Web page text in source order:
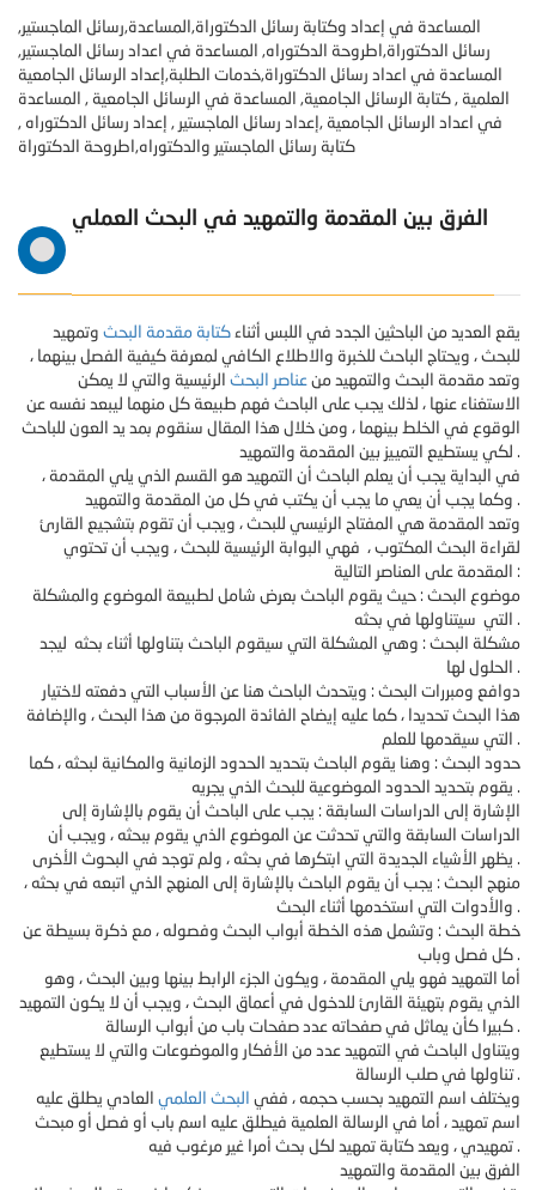
المساعدة في إعداد وكتابة رسائل الدكتوراة,المساعدة,رسائل الماجستير,
رسائل الدكتوراة,اطروحة الدكتوراه, المساعدة في اعداد رسائل الماجستير,
المساعدة في اعداد رسائل الدكتوراة,خدمات الطلبة,إعداد الرسائل الجامعية
العلمية , كتابة الرسائل الجامعية, المساعدة في الرسائل الجامعية , المساعدة
في اعداد الرسائل الجامعية ,إعداد رسائل الماجستير , إعداد رسائل الدكتوراه ,
كتابة رسائل الماجستير والدكتوراه,اطروحة الدكتوراة
الفرق بين المقدمة والتمهيد في البحث العملي
يقع العديد من الباحثين الجدد في اللبس أثناء كتابة مقدمة البحث وتمهيد
للبحث ، ويحتاج الباحث للخبرة والاطلاع الكافي لمعرفة كيفية الفصل بينهما ،
وتعد مقدمة البحث والتمهيد من عناصر البحث الرئيسية والتي لا يمكن
الاستغناء عنها ، لذلك يجب على الباحث فهم طبيعة كل منهما ليبعد نفسه عن
الوقوع في الخلط بينهما ، ومن خلال هذا المقال سنقوم بمد يد العون للباحث
لكي يستطيع التمييز بين المقدمة والتمهيد .
في البداية يجب أن يعلم الباحث أن التمهيد هو القسم الذي يلي المقدمة ،
وكما يجب أن يعي ما يجب أن يكتب في كل من المقدمة والتمهيد .
وتعد المقدمة هي المفتاح الرئيسي للبحث ، ويجب أن تقوم بتشجيع القارئ
لقراءة البحث المكتوب ، فهي البوابة الرئيسية للبحث ، ويجب أن تحتوي
المقدمة على العناصر التالية :
موضوع البحث : حيث يقوم الباحث بعرض شامل لطبيعة الموضوع والمشكلة
التي سيتناولها في بحثه .
مشكلة البحث : وهي المشكلة التي سيقوم الباحث بتناولها أثناء بحثه ليجد
الحلول لها .
دوافع ومبررات البحث : ويتحدث الباحث هنا عن الأسباب التي دفعته لاختيار
هذا البحث تحديدا ، كما عليه إيضاح الفائدة المرجوة من هذا البحث ، والإضافة
التي سيقدمها للعلم .
حدود البحث : وهنا يقوم الباحث بتحديد الحدود الزمانية والمكانية لبحثه ، كما
يقوم بتحديد الحدود الموضوعية للبحث الذي يجريه .
الإشارة إلى الدراسات السابقة : يجب على الباحث أن يقوم بالإشارة إلى
الدراسات السابقة والتي تحدثت عن الموضوع الذي يقوم ببحثه ، ويجب أن
يظهر الأشياء الجديدة التي ابتكرها في بحثه ، ولم توجد في البحوث الأخرى .
منهج البحث : يجب أن يقوم الباحث بالإشارة إلى المنهج الذي اتبعه في بحثه ،
والأدوات التي استخدمها أثناء البحث .
خطة البحث : وتشمل هذه الخطة أبواب البحث وفصوله ، مع ذكرة بسيطة عن
كل فصل وباب .
أما التمهيد فهو يلي المقدمة ، ويكون الجزء الرابط بينها وبين البحث ، وهو
الذي يقوم بتهيئة القارئ للدخول في أعماق البحث ، ويجب أن لا يكون التمهيد
كبيرا كأن يماثل في صفحاته عدد صفحات باب من أبواب الرسالة .
ويتناول الباحث في التمهيد عدد من الأفكار والموضوعات والتي لا يستطيع
تناولها في صلب الرسالة .
ويختلف اسم التمهيد بحسب حجمه ، ففي البحث العلمي العادي يطلق عليه
اسم تمهيد ، أما في الرسالة العلمية فيطلق عليه اسم باب أو فصل أو مبحث
تمهيدي ، ويعد كتابة تمهيد لكل بحث أمرا غير مرغوب فيه .
الفرق بين المقدمة والتمهيد